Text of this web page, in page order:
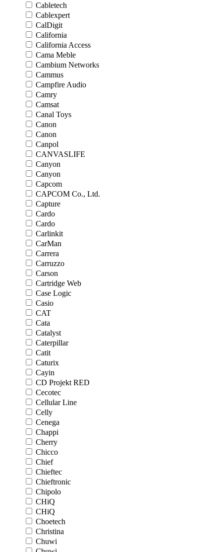
Cabletech
Cablexpert
CalDigit
California
California Access
Cama Meble
Cambium Networks
Cammus
Campfire Audio
Camry
Camsat
Canal Toys
Canon
Canon
Canpol
CANVASLIFE
Canyon
Canyon
Capcom
CAPCOM Co., Ltd.
Capture
Cardo
Cardo
Carlinkit
CarMan
Carrera
Carruzzo
Carson
Cartridge Web
Case Logic
Casio
CAT
Cata
Catalyst
Caterpillar
Catit
Caturix
Cayin
CD Projekt RED
Cecotec
Cellular Line
Celly
Cenega
Chappi
Cherry
Chicco
Chief
Chieftec
Chieftronic
Chipolo
CHiQ
CHiQ
Choetech
Christina
Chuwi